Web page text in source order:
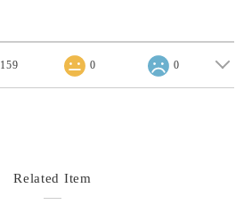
159 0 0
Related Item